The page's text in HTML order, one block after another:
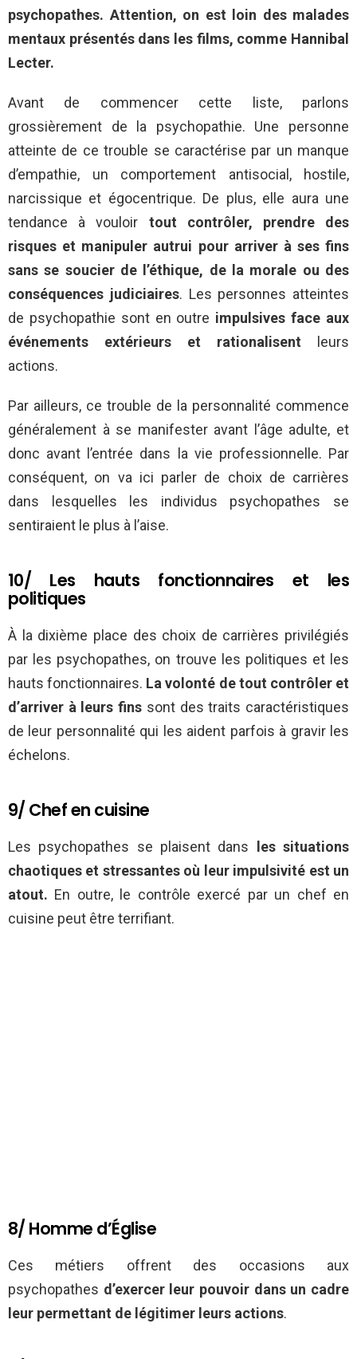
psychopathes. Attention, on est loin des malades
mentaux présentés dans les films, comme Hannibal
Lecter.
Avant de commencer cette liste, parlons
grossièrement de la psychopathie. Une personne
atteinte de ce trouble se caractérise par un manque
d’empathie, un comportement antisocial, hostile,
narcissique et égocentrique. De plus, elle aura une
tendance à vouloir tout contrôler, prendre des
risques et manipuler autrui pour arriver à ses fins
sans se soucier de l’éthique, de la morale ou des
conséquences judiciaires. Les personnes atteintes
de psychopathie sont en outre impulsives face aux
événements extérieurs et rationalisent leurs
actions.
Par ailleurs, ce trouble de la personnalité commence
généralement à se manifester avant l’âge adulte, et
donc avant l’entrée dans la vie professionnelle. Par
conséquent, on va ici parler de choix de carrières
dans lesquelles les individus psychopathes se
sentiraient le plus à l’aise.
10/ Les hauts fonctionnaires et les
politiques
À la dixième place des choix de carrières privilégiés
par les psychopathes, on trouve les politiques et les
hauts fonctionnaires. La volonté de tout contrôler et
d’arriver à leurs fins sont des traits caractéristiques
de leur personnalité qui les aident parfois à gravir les
échelons.
9/ Chef en cuisine
Les psychopathes se plaisent dans les situations
chaotiques et stressantes où leur impulsivité est un
atout. En outre, le contrôle exercé par un chef en
cuisine peut être terrifiant.
8/ Homme d’Église
Ces métiers offrent des occasions aux
psychopathes d’exercer leur pouvoir dans un cadre
leur permettant de légitimer leurs actions.